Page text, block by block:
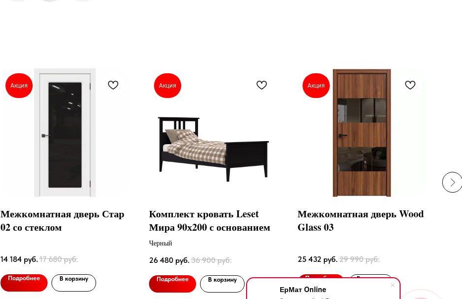
ЕрМат Online
Акция
Межкомнатная дверь Стар
02 со стеклом
14 184 руб. 17 680 руб.
Подробнее В корзину
Акция
Комплект кровать Leset
Мира 90х200 с основанием
Черный
26 480 руб. 36 900 руб.
Подробнее В корзину
Акция
Межкомнатная дверь Wood
Glass 03
25 432 руб. 29 990 руб.
Подробнее В корзину